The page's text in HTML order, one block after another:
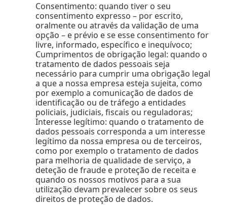
Consentimento: quando tiver o seu
consentimento expresso – por escrito,
oralmente ou através da validação de uma
opção – e prévio e se esse consentimento for
livre, informado, específico e inequívoco;
Cumprimentos de obrigação legal: quando o
tratamento de dados pessoais seja
necessário para cumprir uma obrigação legal
a que a nossa empresa esteja sujeita, como
por exemplo a comunicação de dados de
identificação ou de tráfego a entidades
policiais, judiciais, fiscais ou reguladoras;
Interesse legítimo: quando o tratamento de
dados pessoais corresponda a um interesse
legítimo da nossa empresa ou de terceiros,
como por exemplo o tratamento de dados
para melhoria de qualidade de serviço, a
deteção de fraude e proteção de receita e
quando os nossos motivos para a sua
utilização devam prevalecer sobre os seus
direitos de proteção de dados.